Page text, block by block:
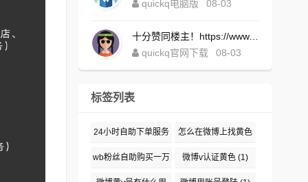
quickq电脑版
08-03
十分赞同楼主！https://www.quickqxi.com/
quickq官网下载
08-03
标签列表
24小时自助下单服务
(1)
怎么在微博上找黄色
(1)
wb粉丝自助购买一万
(1)
微博v认证黄色 (1)